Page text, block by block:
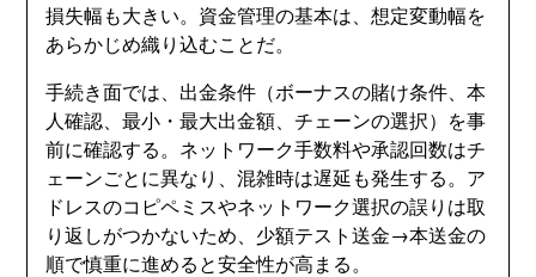
損失幅も大きい。資金管理の基本は、想定変動幅を
あらかじめ織り込むことだ。
手続き面では、出金条件（ボーナスの賭け条件、本
人確認、最小・最大出金額、チェーンの選択）を事
前に確認する。ネットワーク手数料や承認回数はチ
ェーンごとに異なり、混雑時は遅延も発生する。ア
ドレスのコピペミスやネットワーク選択の誤りは取
り返しがつかないため、少額テスト送金→本送金の
順で慎重に進めると安全性が高まる。